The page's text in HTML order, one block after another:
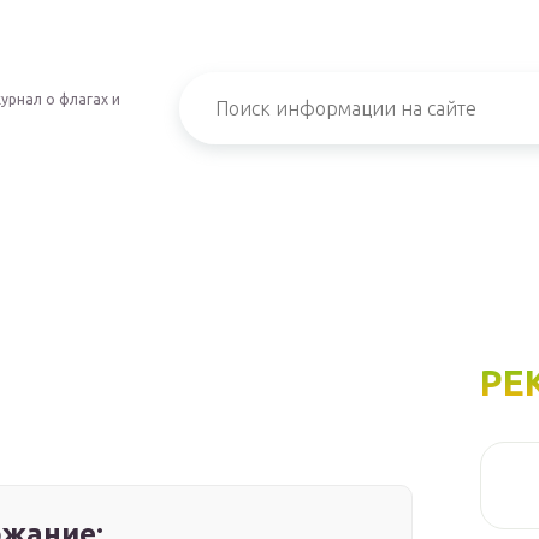
о флагах и